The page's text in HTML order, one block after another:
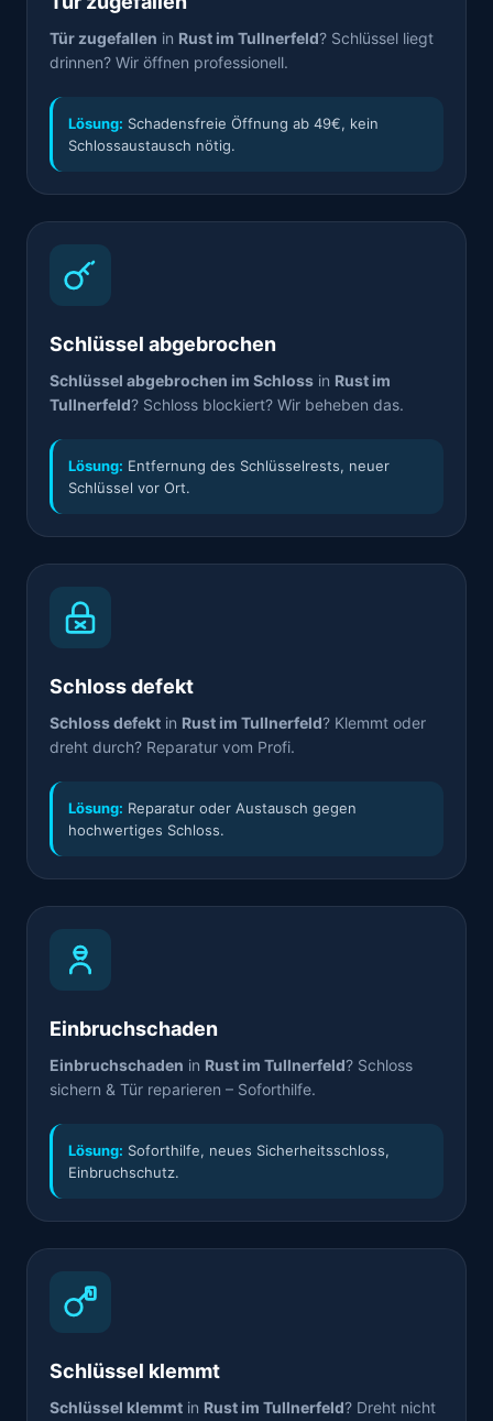
Tür zugefallen in Rust im Tullnerfeld? Schlüssel liegt
drinnen? Wir öffnen professionell.
Lösung: Schadensfreie Öffnung ab 49€, kein
Schlossaustausch nötig.
Schlüssel abgebrochen
Schlüssel abgebrochen im Schloss in Rust im
Tullnerfeld? Schloss blockiert? Wir beheben das.
Lösung: Entfernung des Schlüsselrests, neuer
Schlüssel vor Ort.
Schloss defekt
Schloss defekt in Rust im Tullnerfeld? Klemmt oder
dreht durch? Reparatur vom Profi.
Lösung: Reparatur oder Austausch gegen
hochwertiges Schloss.
Einbruchschaden
Einbruchschaden in Rust im Tullnerfeld? Schloss
sichern & Tür reparieren – Soforthilfe.
Lösung: Soforthilfe, neues Sicherheitsschloss,
Einbruchschutz.
Schlüssel klemmt
Schlüssel klemmt in Rust im Tullnerfeld? Dreht nicht